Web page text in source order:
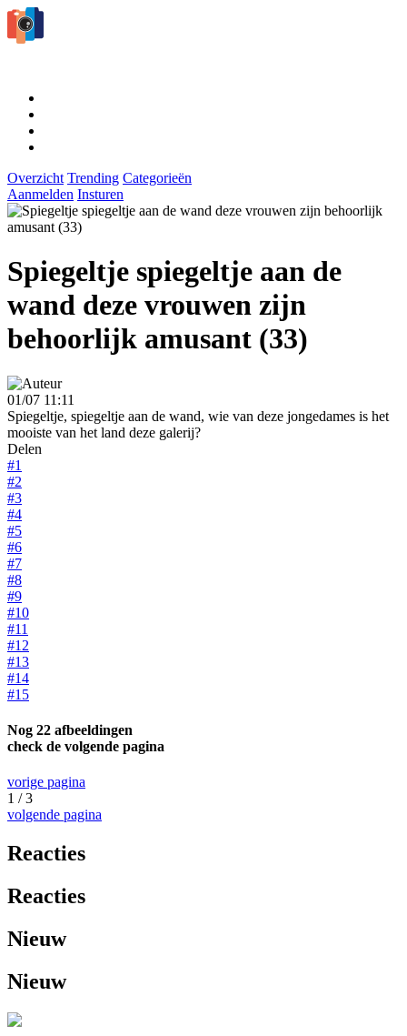
Overzicht Trending Categorieën
Aanmelden Insturen
Spiegeltje spiegeltje aan de
wand deze vrouwen zijn
behoorlijk amusant (33)
01/07 11:11
Spiegeltje, spiegeltje aan de wand, wie van deze jongedames is het
mooiste van het land deze galerij?
Delen
#1
#2
#3
#4
#5
#6
#7
#8
#9
#10
#11
#12
#13
#14
#15
Nog 22 afbeeldingen
check de volgende pagina
vorige pagina
1 / 3
volgende pagina
Reacties
Reacties
Nieuw
Nieuw